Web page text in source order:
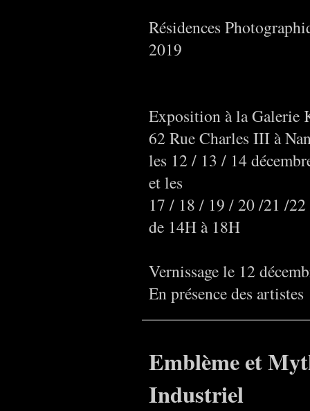
Résidences
2019
Exposition à la Galerie
62 Rue Charles III à
les 12 / 13 / 14
et les
17 / 18 / 19 / 20 /21 /22
de 14H à 18H
Vernissage le 12
En présence des artistes
Emblème et
Industriel